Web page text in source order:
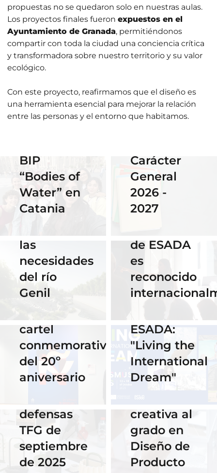
propuestas no se quedaron solo en nuestras aulas.
Los proyectos finales fueron expuestos en el
Ayuntamiento de Granada, permitiéndonos
compartir con toda la ciudad una conciencia crítica
y transformadora sobre nuestro territorio y su valor
ecológico.
Con este proyecto, reafirmamos que el diseño es
una herramienta esencial para mejorar la relación
entre las personas y el entorno que habitamos.
01 June 2026
Estudiantes
Gráfico
participan
BIP
“Bodies of
Water” en
Catania
Carácter
General
2026 -
2027
06 April 2026
Cauce: El
diseño que
las
necesidades
del río
Genil
28 November
2025
de ESADA
es
reconocido
18 November
2025
Nuestra
alumna
gana el
concurso
del
Instituto
Cervantes
de Praga
cartel
conmemorativo
del 20º
aniversario
02 October 2025
Celebra los
ESADA:
"Living the
International
Dream"
16 September
2025
Horario y
acceso al
streaming
de las
defensas
TFG de
septiembre
de 2025
24 July 2025
ESADA
celebra su
primer
Hackathon:
creativa al
grado en
Diseño de
Producto